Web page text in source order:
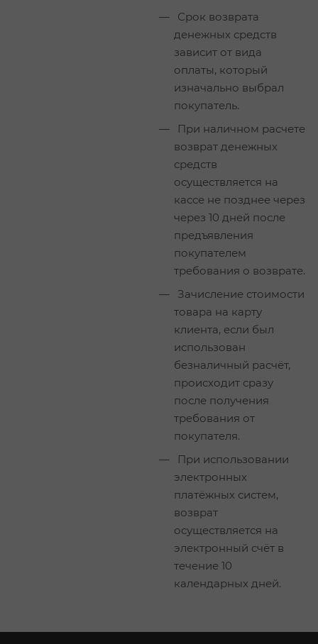
Срок возврата
денежных средств
зависит от вида
оплаты, который
изначально выбрал
покупатель.
При наличном расчете
возврат денежных
средств
осуществляется на
кассе не позднее через
через 10 дней после
предъявления
покупателем
требования о возврате.
Зачисление стоимости
товара на карту
клиента, если был
использован
безналичный расчёт,
происходит сразу
после получения
требования от
покупателя.
При использовании
электронных
платёжных систем,
возврат
осуществляется на
электронный счёт в
течение 10
календарных дней.